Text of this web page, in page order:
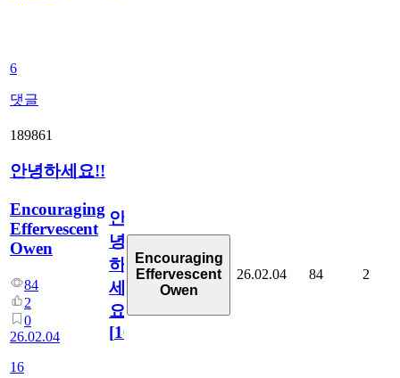
6
댓글
189861
안녕하세요!!
Encouraging
Effervescent
Owen
84
2
0
26.02.04
16
안
녕
하
세
요!!
[16
Encouraging
Effervescent
Owen
26.02.04 84 2